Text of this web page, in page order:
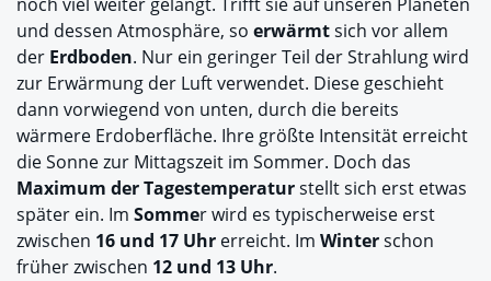
und dessen Atmosphäre, so erwärmtsich vor allem
der Erdboden. Nur ein geringer Teil der Strahlung wird
zur Erwärmung der Luft verwendet. Diese geschieht
dann vorwiegend von unten, durch die bereits
wärmere Erdoberfläche. Ihre größte Intensität erreicht
die Sonne zur Mittagszeit im Sommer. Doch das
Maximum der Tagestemperaturstellt sich erst etwas
später ein. Im Sommer wird es typischerweise erst
zwischen 16 und 17 Uhr erreicht. Im Winterschon
früher zwischen 12 und 13 Uhr.